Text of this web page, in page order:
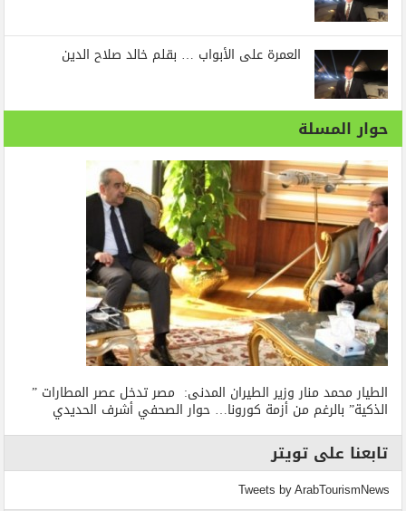
العمرة على الأبواب … بقلم خالد صلاح الدين
حوار المسلة
الطيار محمد منار وزير الطيران المدنى: مصر تدخل عصر المطارات ”
الذكية” بالرغم من أزمة كورونا… حوار الصحفي أشرف الحديدي
تابعنا على تويتر
Tweets by ArabTourismNews